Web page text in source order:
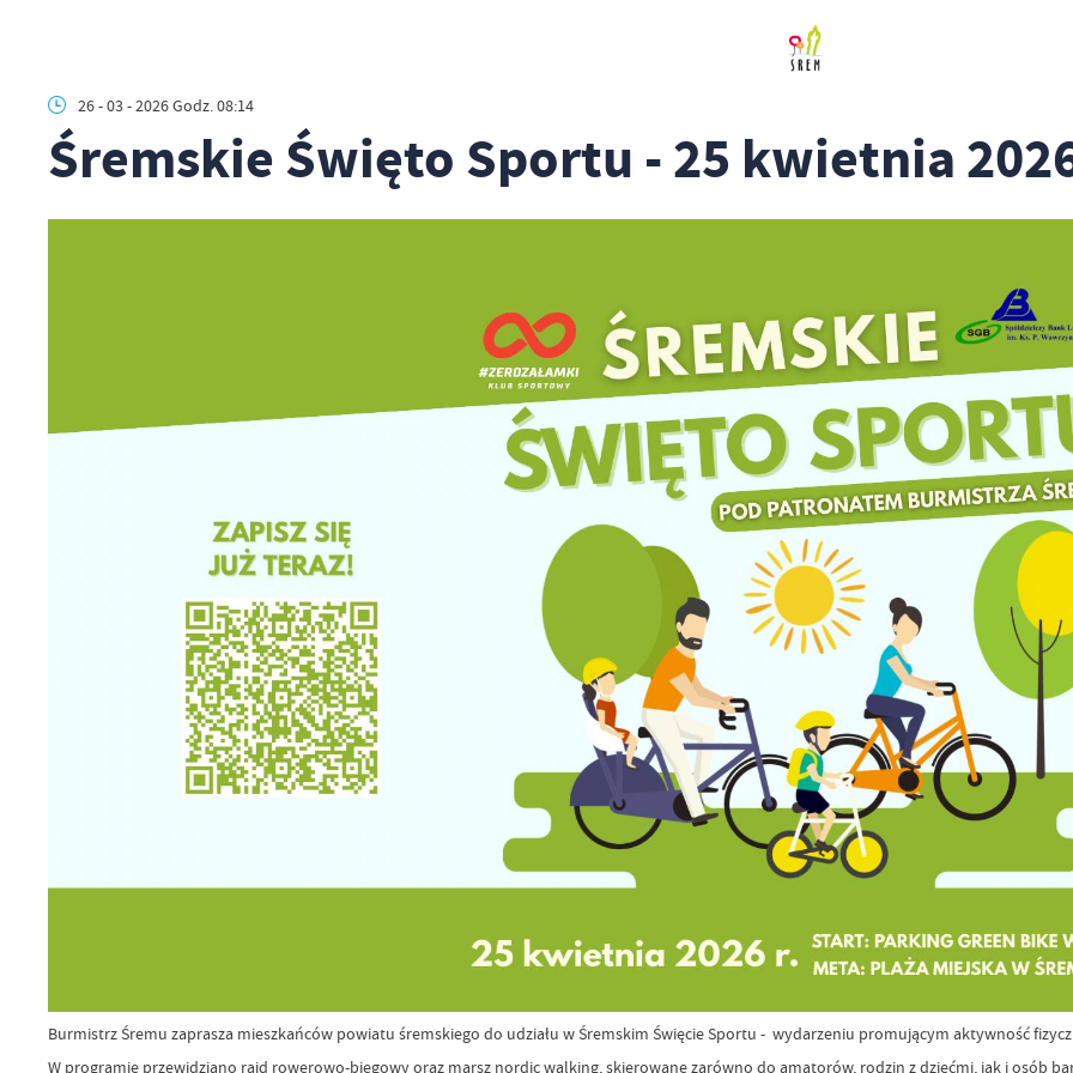
26 - 03 - 2026 Godz. 08:14
Śremskie Święto Sportu - 25 kwietnia
Burmistrz Śremu zaprasza mieszkańców powiatu śremskiego do udziału w Śremskim Święcie Sportu - wydarzeniu promującym aktywność
W programie przewidziano rajd rowerowo-biegowy oraz marsz nordic walking, skierowane zarówno do amatorów, rodzin z dziećmi, jak i osób